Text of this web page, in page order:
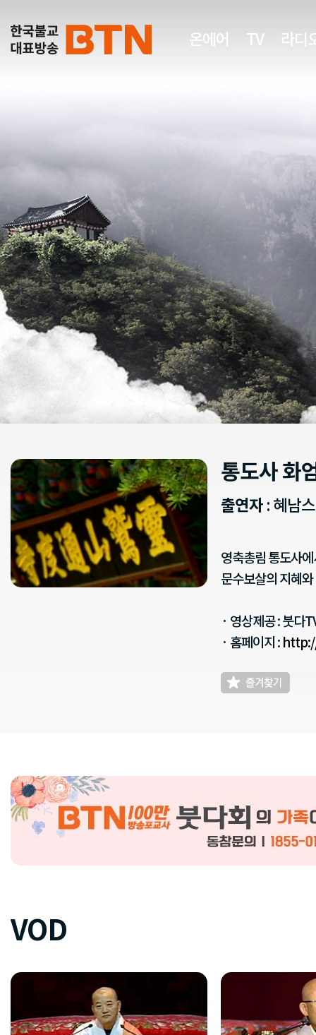
온에어 TV 라디
통도사 화
출연자: 혜남
영축총림 통도사
문수보살의 지혜
· 영상제공 : 붓다
· 홈페이지 :
VOD